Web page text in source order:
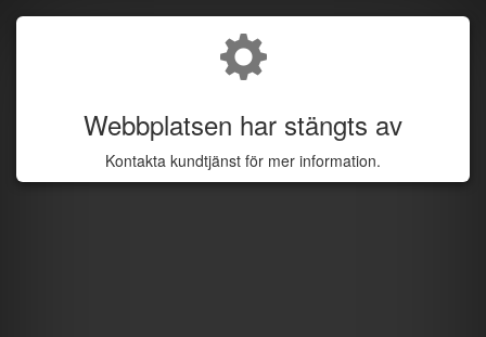
Webbplatsen har stängts av
Kontakta kundtjänst för mer information.